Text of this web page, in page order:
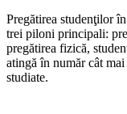
Pregătirea studenţilor
trei piloni principali:
pregătirea fizică,
atingă în număr cât
studiate.